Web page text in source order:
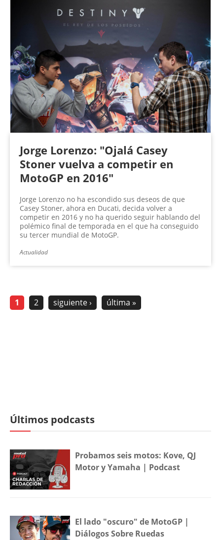
Jorge Lorenzo: "Ojalá Casey
Stoner vuelva a competir en
MotoGP en 2016"
Jorge Lorenzo no ha escondido sus deseos de que
Casey Stoner, ahora en Ducati, decida volver a
competir en 2016 y no ha querido seguir hablando del
polémico final de temporada en el que ha conseguido
su tercer mundial de MotoGP.
Actualidad
1 2 siguiente › última »
Últimos podcasts
Probamos seis motos: Kove, QJ
Motor y Yamaha | Podcast
El lado "oscuro" de MotoGP |
Diálogos Sobre Ruedas